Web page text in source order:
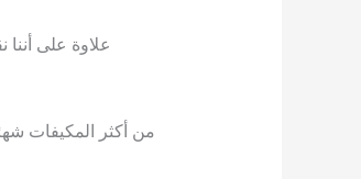
علاوة على
من أكثر المكيفات